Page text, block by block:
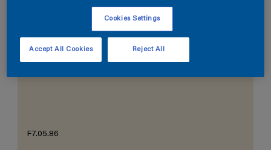
De Perfecte Witte
F7.05.86
Cookies Settings
Reject All
Accept All Cookies